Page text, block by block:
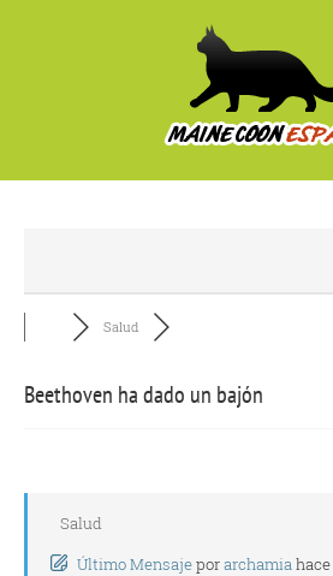
Salud
Beethoven ha dado un bajón
Salud
Último Mensajeporarchamiahace